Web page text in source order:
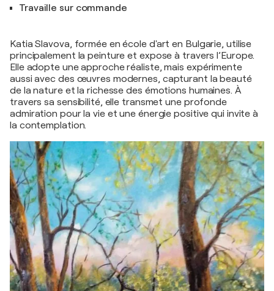
Travaille sur commande
Katia Slavova, formée en école d'art en Bulgarie, utilise
principalement la peinture et expose à travers l’Europe.
Elle adopte une approche réaliste, mais expérimente
aussi avec des œuvres modernes, capturant la beauté
de la nature et la richesse des émotions humaines. À
travers sa sensibilité, elle transmet une profonde
admiration pour la vie et une énergie positive qui invite à
la contemplation.